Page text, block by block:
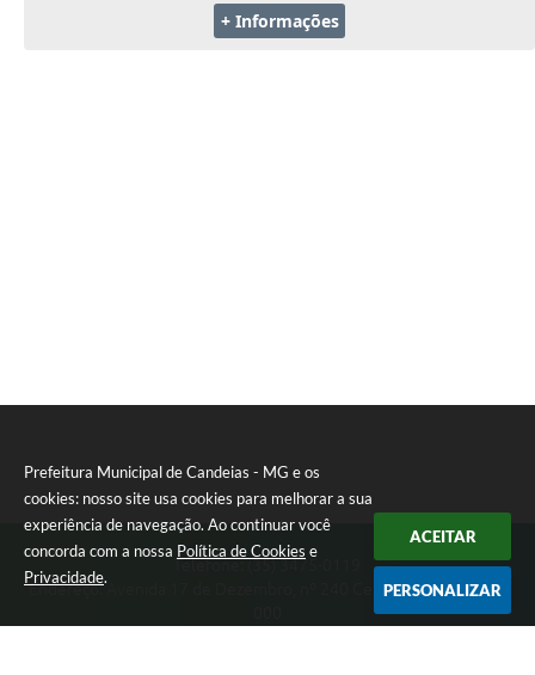
Prefeitura Municipal de Candeias - MG e os
cookies: nosso site usa cookies para melhorar a sua
experiência de navegação. Ao continuar você
concorda com a nossa Política de Cookies e
Privacidade.
ACEITAR
PERSONALIZAR
+ Informações
Telefone: (35) 3475-0119
Endereço: Avenida 17 de Dezembro, nº 240 Centro | CEP: 37280-